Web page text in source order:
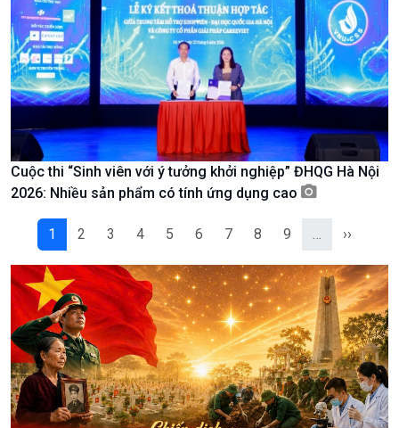
Podcast
Góc nhìn VOV1
Bình luận
10 phút Sự kiện - Luận bàn
Dòng chảy sự kiện
Đối thoại
Diễn đàn chủ nhật
Chuyện đêm
Cuộc thi “Sinh viên với ý tưởng khởi nghiệp” ĐHQG Hà Nội
2026: Nhiều sản phẩm có tính ứng dụng cao
1 2 3 4 5 6 7 8 9 ››